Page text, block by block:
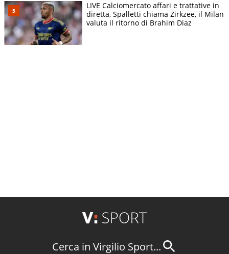
LIVE Calciomercato affari e trattative in
diretta, Spalletti chiama Zirkzee, il Milan
valuta il ritorno di Brahim Diaz
Cerca in Virgilio Sport...